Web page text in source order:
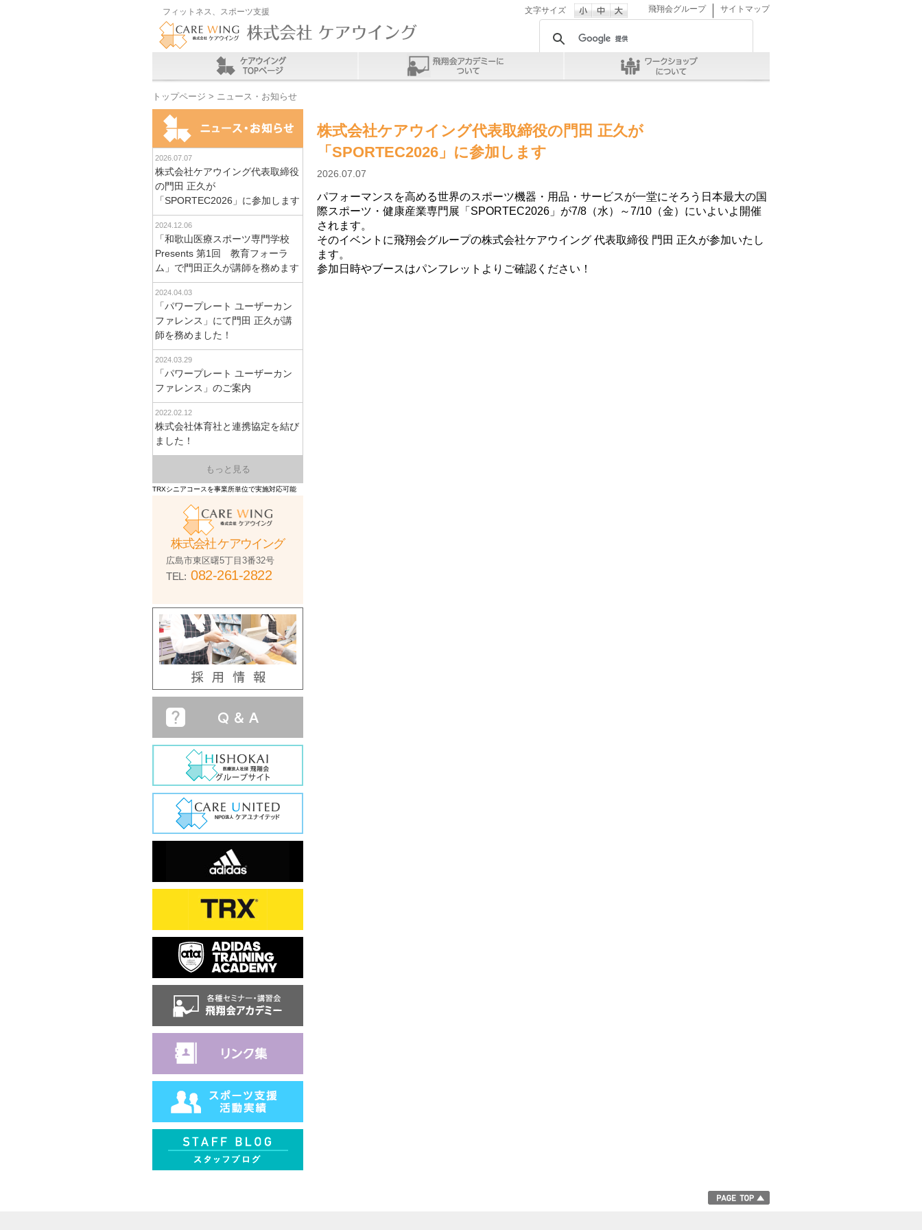
フィットネス、スポーツ支援 飛翔会グループ｜ サイトマップ
文字サイズ
トップページ > ニュース・お知らせ
株式会社ケアウイング代表取締役の門田 正久が
「SPORTEC2026」に参加します
2026.07.07
パフォーマンスを高める世界のスポーツ機器・用品・サービスが一堂にそろう日本最大の国
際スポーツ・健康産業専門展「SPORTEC2026」が7/8（水）～7/10（金）にいよいよ開催
されます。
そのイベントに飛翔会グループの株式会社ケアウイング 代表取締役 門田 正久が参加いたし
ます。
参加日時やブースはパンフレットよりご確認ください！
2026.07.07
株式会社ケアウイング代表取締役
の門田 正久が
「SPORTEC2026」に参加します
2024.12.06
「和歌山医療スポーツ専門学校
Presents 第1回 教育フォーラ
ム」で門田正久が講師を務めます
2024.04.03
「パワープレート ユーザーカン
ファレンス」にて門田 正久が講
師を務めました！
2024.03.29
「パワープレート ユーザーカン
ファレンス」のご案内
2022.02.12
株式会社体育社と連携協定を結び
ました！
もっと見る
株式会社 ケアウイング
広島市東区曙5丁目3番32号
TEL: 082-261-2822
TRXシニアコースを事業所単位で実施対応可能